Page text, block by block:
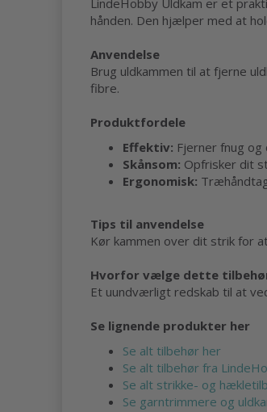
hånden. Den hjælper med at
Anvendelse
Brug uldkammen til at fjerne
fibre.
Produktfordele
Effektiv: Fjerner fnug
Skånsom: Opfrisker dit
Ergonomisk:
Tips til anvendelse
Kør kammen over dit strik for
Hvorfor vælge dette
Et uundværligt redskab til at
Se lignende produkter her
Se alt tilbehør her
Se alt tilbehør fra
Se alt strikke- og
Se garntrimmere og